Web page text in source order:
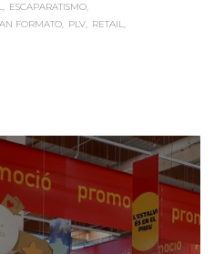
ESCAPARATISMO
FORMATO
PLV
RETAIL